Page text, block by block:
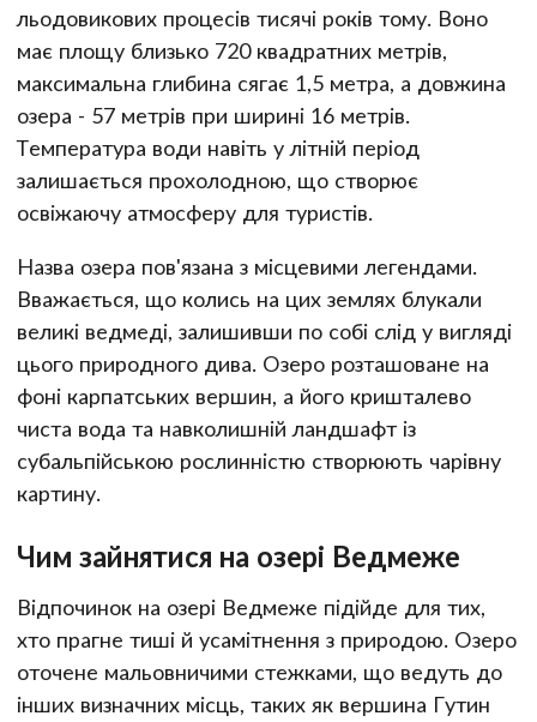
льодовикових процесів тисячі років тому. Воно
має площу близько 720 квадратних метрів,
максимальна глибина сягає 1,5 метра, а довжина
озера - 57 метрів при ширині 16 метрів.
Температура води навіть у літній період
залишається прохолодною, що створює
освіжаючу атмосферу для туристів.
Назва озера пов'язана з місцевими легендами.
Вважається, що колись на цих землях блукали
великі ведмеді, залишивши по собі слід у вигляді
цього природного дива. Озеро розташоване на
фоні карпатських вершин, а його кришталево
чиста вода та навколишній ландшафт із
субальпійською рослинністю створюють чарівну
картину.
Чим зайнятися на озері Ведмеже
Відпочинок на озері Ведмеже підійде для тих,
хто прагне тиші й усамітнення з природою. Озеро
оточене мальовничими стежками, що ведуть до
інших визначних місць, таких як вершина Гутин